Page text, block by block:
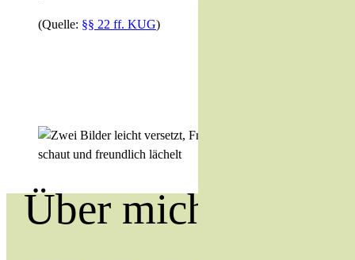
(Quelle: §§ 22 ff. KUG)
Über mich